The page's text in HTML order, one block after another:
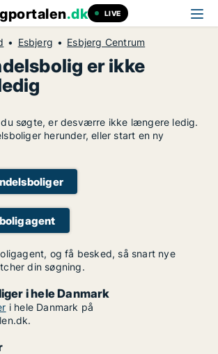
.dk LIVE
Esbjerg Esbjerg Centrum
er ikke
du søgte, er desværre ikke længere ledig.
herunder, eller start en ny
og få besked, så snart nye
din søgning.
i hele Danmark
i hele Danmark på